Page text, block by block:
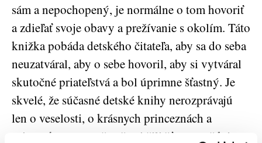
sám a nepochopený, je normálne o tom hovoriť
a zdieľať svoje obavy a prežívanie s okolím. Táto
knižka pobáda detského čitateľa, aby sa do seba
neuzatváral, aby o sebe hovoril, aby si vytváral
skutočné priateľstvá a bol úprimne šťastný. Je
skvelé, že súčasné detské knihy nerozprávajú
len o veselosti, o krásnych princeznách a
princoch a o tom, že všetci žili šťastne, až kým